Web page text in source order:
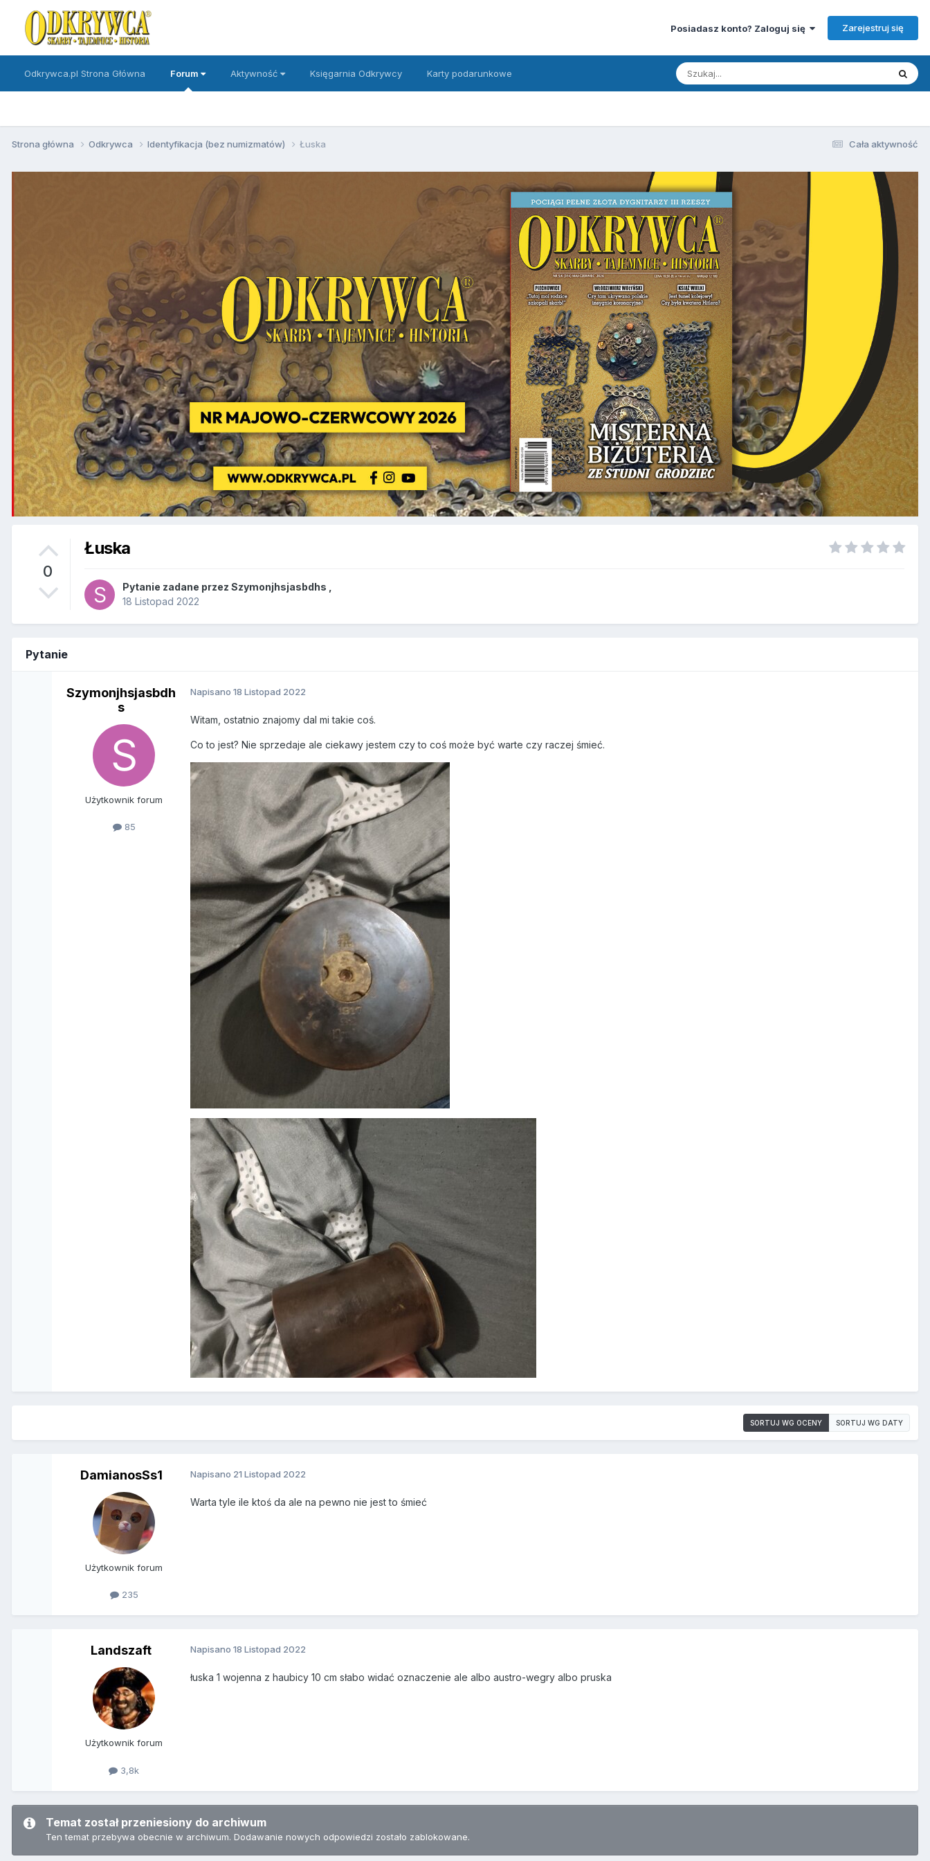
Posiadasz konto? Zaloguj się Zarejestruj się
Odkrywca.pl Strona Główna Forum Aktywność Księgarnia Odkrywcy Karty podarunkowe
Cała aktywność
Strona główna Odkrywca Identyfikacja (bez numizmatów) Łuska
0
Łuska
Pytanie zadane przez Szymonjhsjasbdhs
18 Listopad 2022
Pytanie
Szymonjhsjasbdh
s
Użytkownik forum
85
Napisano18 Listopad 2022
Witam, ostatnio znajomy dal mi takie coś.
Co to jest? Nie sprzedaje ale ciekawy jestem czy to coś może być warte czy raczej śmieć.
SORTUJ WG OCENY SORTUJ WG DATY
DamianosSs1
Użytkownik forum
235
Napisano 21 Listopad 2022
Warta tyle ile ktoś da ale na pewno nie jest to śmieć
Landszaft
Użytkownik forum
3,8k
Napisano18 Listopad 2022
łuska 1 wojenna z haubicy 10 cm słabo widać oznaczenie ale albo austro-wegry albo pruska
Temat został przeniesiony do archiwum
Ten temat przebywa obecnie w archiwum. Dodawanie nowych odpowiedzi zostało zablokowane.